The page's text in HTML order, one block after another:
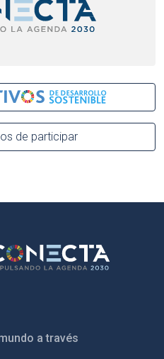
de participar
a través